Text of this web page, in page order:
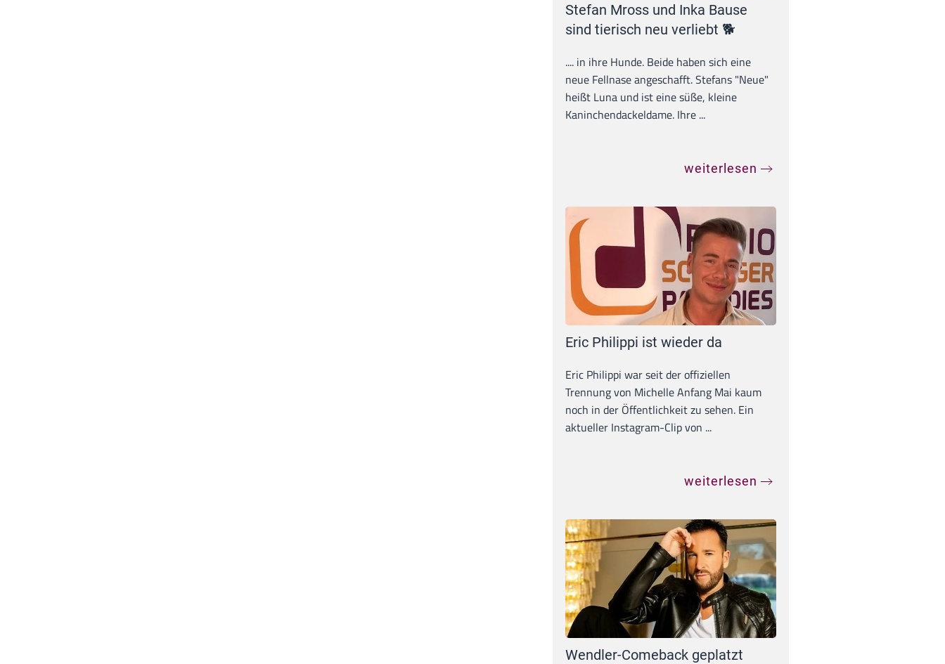
Stefan Mross und Inka Bause
sind tierisch neu verliebt 🐕
.... in ihre Hunde. Beide haben sich eine
neue Fellnase angeschafft. Stefans "Neue"
heißt Luna und ist eine süße, kleine
Kaninchendackeldame. Ihre ...
weiterlesen
Eric Philippi ist wieder da
Eric Philippi war seit der offiziellen
Trennung von Michelle Anfang Mai kaum
noch in der Öffentlichkeit zu sehen. Ein
aktueller Instagram-Clip von ...
weiterlesen
Wendler-Comeback geplatzt